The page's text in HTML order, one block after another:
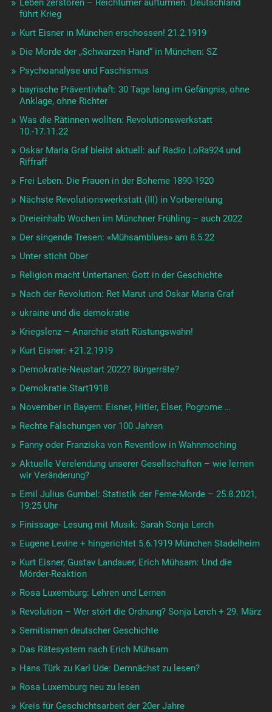
Leben zerstören – Reichtümer auftürmen. Deutschland
führt Krieg
Kurt Eisner in München erschossen! 21.2.1919
Die Morde der „Schwarzen Hand“ in München: SZ
Psychoanalyse und Faschismus
bayrische Präventivhaft: 30 Tage lang im Gefängnis, ohne
Anklage, ohne Richter
Was die Rätinnen wollten: Revolutionswerkstatt
10.-17.11.22
Oskar Maria Graf bleibt aktuell: auf Radio LoRa924 und
Riffraff
Frei Leben. Die Frauen in der Boheme 1890-1920
Nächste Revolutionswerkstatt (III) in Vorbereitung
Dreieinhalb Wochen im Münchner Frühling – auch 2022
Der singende Tresen: «Mühsamblues» am 8.5.22
Unter sticht Ober
Religion macht Untertanen: Gott in der Geschichte
Nach der Revolution: Ret Marut und Oskar Maria Graf
ukraine und die demokratie
Kriegslenz – Anarchie statt Rüstungswahn!
Kurt Eisner: +21.2.1919
Demokratie-Neustart 2022? Bürgerräte?
Demokratie.Start1918
November in Bayern: Eisner, Hitler, Elser, Pogrome …
Rechte Fälschungen vor 100 Jahren
Fanny oder Franziska von Reventlow in Wahnmoching
Aktuelle Verelendung unserer Gesellschaften – wie lernen
wir Veränderung?
Emil Julius Gumbel: Statistik der Feme-Morde – 25.8.2021,
19:25 Uhr
Finissage- Lesung mit Musik: Sarah Sonja Lerch
Eugene Levine + hingerichtet 5.6.1919 München Stadelheim
Kurt Eisner, Gustav Landauer, Erich Mühsam: Und die
Mörder-Reaktion
Rosa Luxemburg: Lehren und Lernen
Revolution – Wer stört die Ordnung? Sonja Lerch + 29. März
Semitismen deutscher Geschichte
Das Rätesystem nach Erich Mühsam
Hans Türk zu Karl Ude: Demnächst zu lesen?
Rosa Luxemburg neu zu lesen
Kreis für Geschichtsarbeit der 20er Jahre